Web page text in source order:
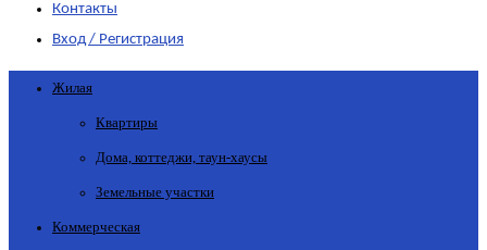
Контакты
Вход / Регистрация
Жилая
Квартиры
Дома, коттеджи, таун-хаусы
Земельные участки
Коммерческая